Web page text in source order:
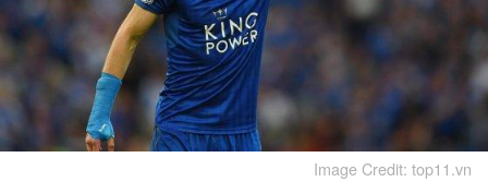
Image Credit: top11.vn